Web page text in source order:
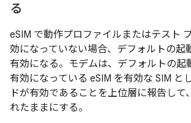
る
eSIM で動作プロファイルまたはテスト
効になっていない場合、デフォルトの起
有効になる。モデムは、デフォルトの起
有効になっている eSIM を有効な SIM と
ドが有効であることを上位層に報告して
れたままにする。